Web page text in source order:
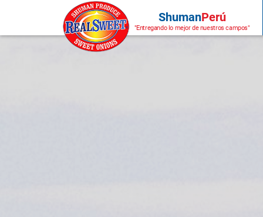
ShumanPerú
"Entregando lo mejor de nuestros campos"